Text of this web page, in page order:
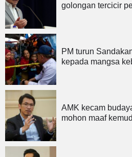
golongan tercicir
PM turun
kepada mangsa
AMK kecam
mohon maaf